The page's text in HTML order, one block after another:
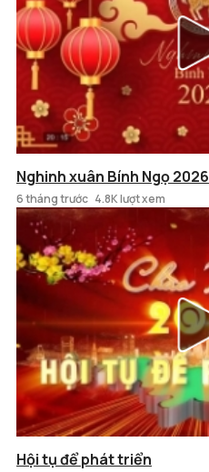
Nghinh xuân Bính Ngọ 2026
6 tháng trước 4.8K lượt xem
Hội tụ để phát triển